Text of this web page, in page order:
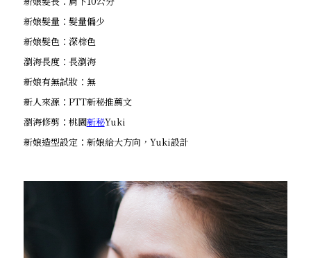
新娘髮量：髮量偏少
新娘髮色：深棕色
瀏海長度：長瀏海
新娘有無試妝：無
新人來源：PTT新秘推薦文
瀏海修剪：桃園新秘Yuki
新娘造型設定：新娘給大方向，Yuki設計